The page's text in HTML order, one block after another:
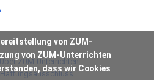
von ZUM-
von ZUM-Unterrichten
dass wir Cookies
Über ZUM-Unterrichten